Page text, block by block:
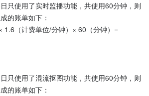
只使用了实时监播功能，共使用60分钟，则
的账单如下：
只使用了混流抠图功能，共使用60分钟，则
的账单如下：